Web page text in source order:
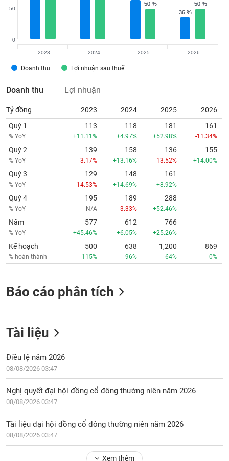
36 %
36 %
50 %
50 % 50 %
50 %
Doanh thu Lợi nhuận sau thuế
0
50
2023 2024 2025 2026
Doanh thu Lợi nhuận
Tỷ đồng 2023 2024 2025
2026
Quý 1
% YoY
113
+11.11%
118
+4.97%
181
+52.98%
161
-11.34%
Quý 2
% YoY
139
-3.17%
158
+13.16%
136
-13.52%
155
+14.00%
Quý 3
% YoY
129
-14.53%
148
+14.69%
161
+8.92%
Quý 4
% YoY
195
N/A
189
-3.33%
288
+52.46%
Năm
% YoY
577
+45.46%
612
+6.05%
766
+25.26%
Kế hoạch
% hoàn thành
500
115%
638
96%
1,200
64%
869
0%
Báo cáo phân tích
Tài liệu
Điều lệ năm 2026
08/08/2026 03:47
Nghị quyết đại hội đồng cổ đông thường niên năm 2026
08/08/2026 03:47
Tài liệu đại hội đồng cổ đông thường niên năm 2026
08/08/2026 03:47
Xem thêm